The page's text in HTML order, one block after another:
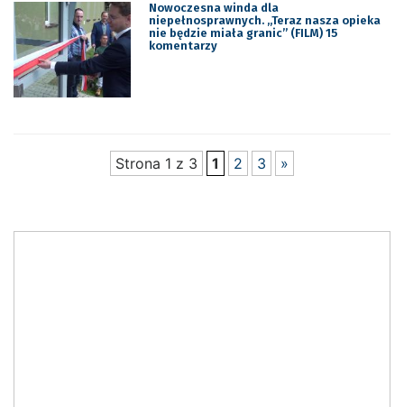
Nowoczesna winda dla
niepełnosprawnych. „Teraz nasza opieka
nie będzie miała granic” (FILM) 15
komentarzy
Strona 1 z 3 1 2 3 »